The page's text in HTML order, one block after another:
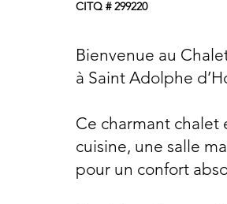
CITQ # 299220
Bienvenue au
à Saint Adolphe
Ce charmant chalet
cuisine, une salle
pour un confort